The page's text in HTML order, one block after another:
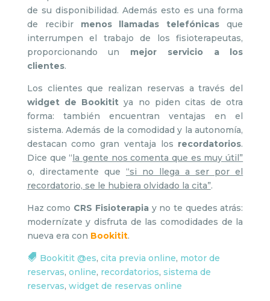
de su disponibilidad. Además esto es una forma
de recibir menos llamadas telefónicas que
interrumpen el trabajo de los fisioterapeutas,
proporcionando un mejor servicio a los
clientes.
Los clientes que realizan reservas a través del
widget de Bookitit ya no piden citas de otra
forma: también encuentran ventajas en el
sistema. Además de la comodidad y la autonomía,
destacan como gran ventaja los recordatorios.
Dice que “la gente nos comenta que es muy útil”
o, directamente que “si no llega a ser por el
recordatorio, se le hubiera olvidado la cita”.
Haz como CRS Fisioterapiay no te quedes atrás:
modernízate y disfruta de las comodidades de la
nueva era con Bookitit.
Bookitit @es, cita previa online, motor de
reservas, online, recordatorios, sistema de
reservas, widget de reservas online